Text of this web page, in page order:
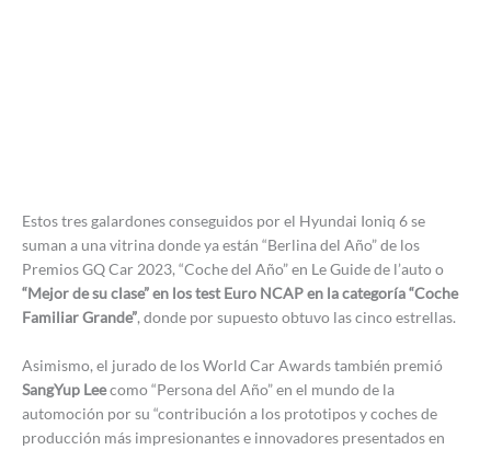
Estos tres galardones conseguidos por el Hyundai Ioniq 6 se
suman a una vitrina donde ya están “Berlina del Año” de los
Premios GQ Car 2023, “Coche del Año” en Le Guide de l’auto o
“Mejor de su clase” en los test Euro NCAP en la categoría “Coche
Familiar Grande”, donde por supuesto obtuvo las cinco estrellas.
Asimismo, el jurado de los World Car Awards también premió
SangYup Leecomo “Persona del Año” en el mundo de la
automoción por su “contribución a los prototipos y coches de
producción más impresionantes e innovadores presentados en